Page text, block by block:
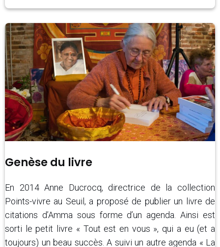
Genèse du livre
En 2014 Anne Ducrocq, directrice de la collection
Points-vivre au Seuil, a proposé de publier un livre de
citations d’Amma sous forme d’un agenda. Ainsi est
sorti le petit livre « Tout est en vous », qui a eu (et a
toujours) un beau succès. A suivi un autre agenda « La